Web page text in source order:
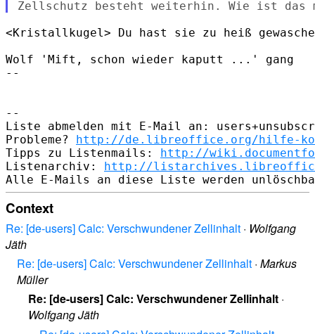
<Kristallkugel> Du hast sie zu heiß
Wolf 'Mift, schon wieder kaputt ...' gang
--
--
Liste abmelden mit E-Mail an:
Probleme? http://de.libreoffice.org/hilfe-
Tipps zu Listenmails: http://
Listenarchiv: http://
Context
Re: [de-users] Calc: Verschwundener Zellinhalt · Wolfgang
Jäth
Re: [de-users] Calc: Verschwundener Zellinhalt · Markus
Müller
Re: [de-users] Calc: Verschwundener Zellinhalt ·
Wolfgang Jäth